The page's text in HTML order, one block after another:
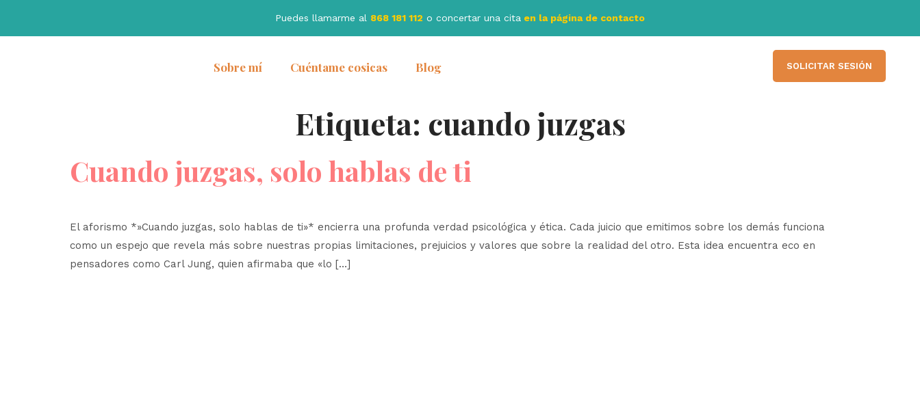
Puedes llamarme al 868 181 112 o concertar una cita en la página de contacto
Sobre mí Cuéntame cosicas Blog SOLICITAR SESIÓN
Etiqueta: cuando juzgas
Cuando juzgas, solo hablas de ti
El aforismo *»Cuando juzgas, solo hablas de ti»* encierra una profunda verdad psicológica y ética. Cada juicio que emitimos sobre los demás funciona
como un espejo que revela más sobre nuestras propias limitaciones, prejuicios y valores que sobre la realidad del otro. Esta idea encuentra eco en
pensadores como Carl Jung, quien afirmaba que «lo […]